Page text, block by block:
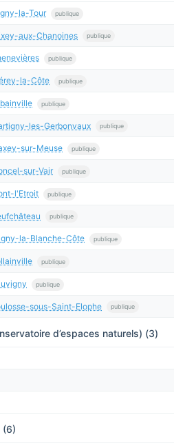
la-Tour publique
aux-Chanoines publique
publique
la-Côte publique
publique
les-Gerbonvaux publique
sur-Meuse publique
sur-Vair publique
l'Etroit publique
publique
la-Blanche-Côte publique
publique
publique
sous-Saint-Elophe publique
d’espaces naturels) (3)
(6)